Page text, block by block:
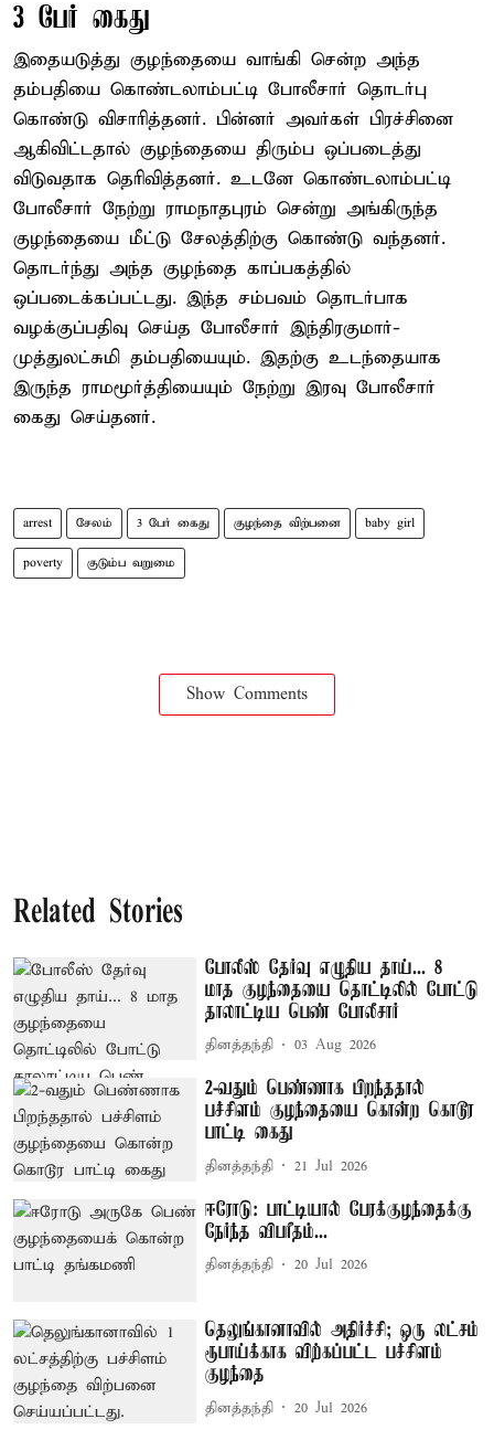
3 பேர் கைது
இதையடுத்து குழந்தையை வாங்கி சென்ற அந்த
தம்பதியை கொண்டலாம்பட்டி போலீசார் தொடர்பு
கொண்டு விசாரித்தனர். பின்னர் அவர்கள் பிரச்சினை
ஆகிவிட்டதால் குழந்தையை திரும்ப ஒப்படைத்து
விடுவதாக தெரிவித்தனர். உடனே கொண்டலாம்பட்டி
போலீசார் நேற்று ராமநாதபுரம் சென்று அங்கிருந்த
குழந்தையை மீட்டு சேலத்திற்கு கொண்டு வந்தனர்.
தொடர்ந்து அந்த குழந்தை காப்பகத்தில்
ஒப்படைக்கப்பட்டது. இந்த சம்பவம் தொடர்பாக
வழக்குப்பதிவு செய்த போலீசார் இந்திரகுமார்-
முத்துலட்சுமி தம்பதியையும். இதற்கு உடந்தையாக
இருந்த ராமமூர்த்தியையும் நேற்று இரவு போலீசார்
கைது செய்தனர்.
arrest சேலம் 3 பேர் கைது குழந்தை விற்பனை baby girl
poverty குடும்ப வறுமை
Show Comments
Related Stories
போலீஸ் தேர்வு எழுதிய தாய்... 8
மாத குழந்தையை தொட்டிலில் போட்டு
தாலாட்டிய பெண் போலீசார்
தினத்தந்தி 03 Aug 2026
2-வதும் பெண்ணாக பிறந்ததால்
பச்சிளம் குழந்தையை கொன்ற கொடூர
பாட்டி கைது
தினத்தந்தி 21 Jul 2026
ஈரோடு: பாட்டியால் பேரக்குழந்தைக்கு
நேர்ந்த விபரீதம்...
தினத்தந்தி 20 Jul 2026
தெலுங்கானாவில் அதிர்ச்சி; ஒரு லட்சம்
ரூபாய்க்காக விற்கப்பட்ட பச்சிளம்
குழந்தை
தினத்தந்தி 20 Jul 2026